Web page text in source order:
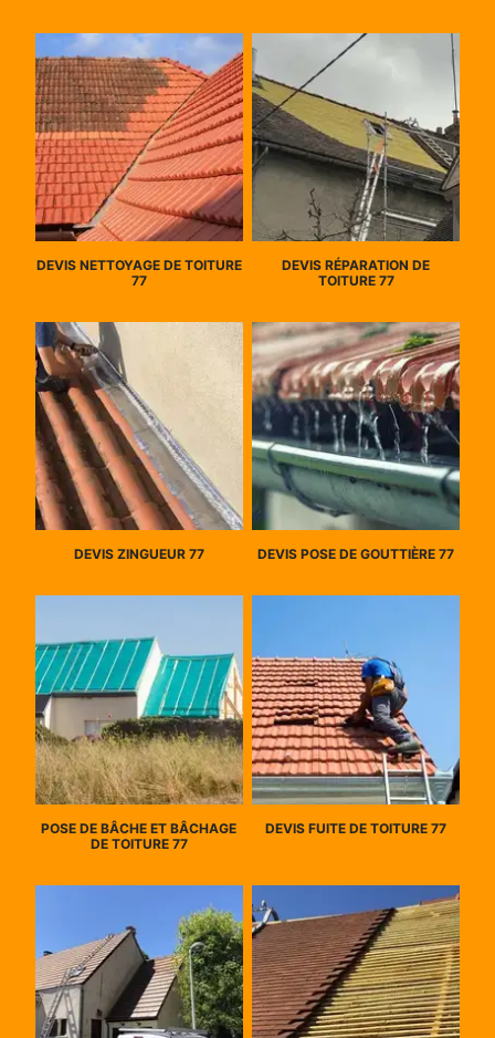
DEVIS NETTOYAGE DE TOITURE
77
DEVIS RÉPARATION DE
TOITURE 77
DEVIS ZINGUEUR 77 DEVIS POSE DE GOUTTIÈRE 77
POSE DE BÂCHE ET BÂCHAGE
DE TOITURE 77
DEVIS FUITE DE TOITURE 77